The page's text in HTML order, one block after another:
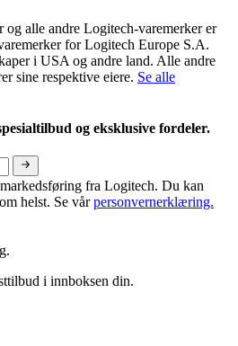
alle andre Logitech-varemerker er
for Logitech Europe S.A.
i USA og andre land. Alle andre
sine respektive eiere. Se alle
og eksklusive fordeler.
fra Logitech. Du kan
helst. Se vårpersonvernerklæring.
i innboksen din.